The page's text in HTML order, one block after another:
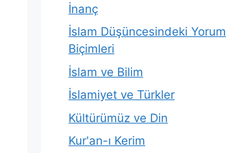
İnanç
İslam Düşüncesindeki Yorum
Biçimleri
İslam ve Bilim
İslamiyet ve Türkler
Kültürümüz ve Din
Kur'an-ı Kerim